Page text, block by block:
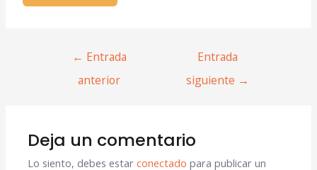
← Entrada
anterior
Entrada
siguiente →
Deja un comentario
Lo siento, debes estarconectado para publicar un